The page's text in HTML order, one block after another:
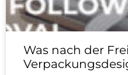
Was nach der